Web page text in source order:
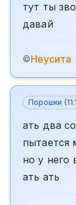
тут ты
давай
©Неусита
Порошки (
ать два
пытается
но у него
ать ать